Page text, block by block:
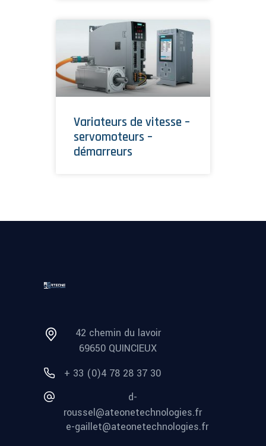
Variateurs de vitesse –
servomoteurs –
démarreurs
42 chemin du lavoir
69650 QUINCIEUX
+ 33 (0)4 78 28 37 30
d-
roussel@ateonetechnologies.fr
e-gaillet@ateonetechnologies.fr